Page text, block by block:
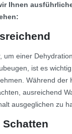
Ihnen
um einer
ist es
Während der
ausreichend
ausgeglichen zu